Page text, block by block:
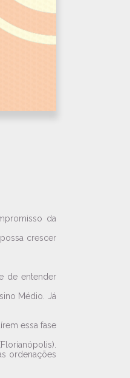
da
crescer
de entender
Médio. Já
essa fase
ordenações